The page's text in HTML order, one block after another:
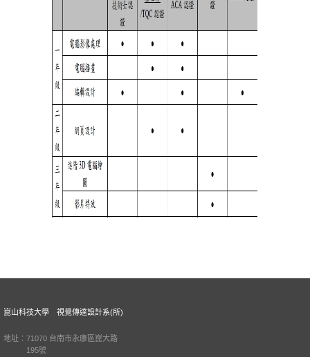
崑山科技大學 視覺傳達設計系(所)
地址：71070 台南市永康區崑大路
195號